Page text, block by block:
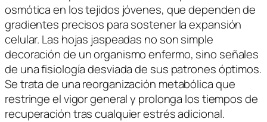
osmótica en los tejidos jóvenes, que dependen de
gradientes precisos para sostener la expansión
celular. Las hojas jaspeadas no son simple
decoración de un organismo enfermo, sino señales
de una fisiología desviada de sus patrones óptimos.
Se trata de una reorganización metabólica que
restringe el vigor general y prolonga los tiempos de
recuperación tras cualquier estrés adicional.